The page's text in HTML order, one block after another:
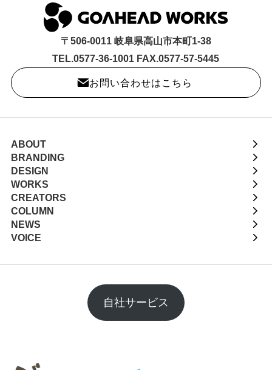
〒506-0011 岐阜県高山市本町1-38
TEL.0577-36-1001 FAX.0577-57-5445
お問い合わせはこちら
ABOUT
BRANDING
DESIGN
WORKS
CREATORS
COLUMN
NEWS
VOICE
自社サービス